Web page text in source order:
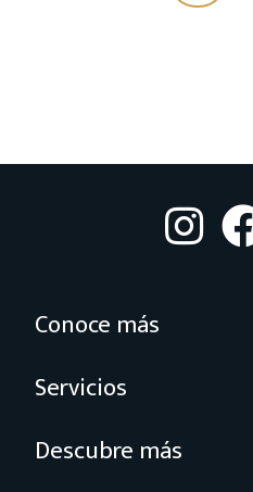
Conoce más
Servicios
Descubre más